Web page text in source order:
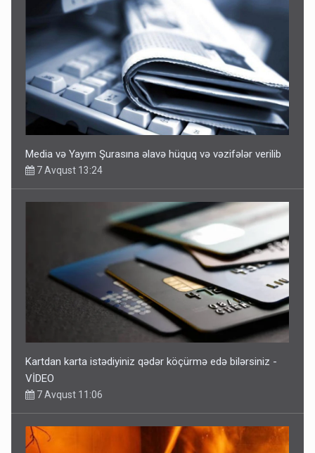
Media və Yayım Şurasına əlavə hüquq və vəzifələr verilib
7 Avqust 13:24
Kartdan karta istədiyiniz qədər köçürmə edə bilərsiniz -
VİDEO
7 Avqust 11:06